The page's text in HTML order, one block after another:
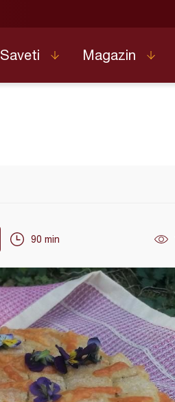
Saveti Magazin
90 min